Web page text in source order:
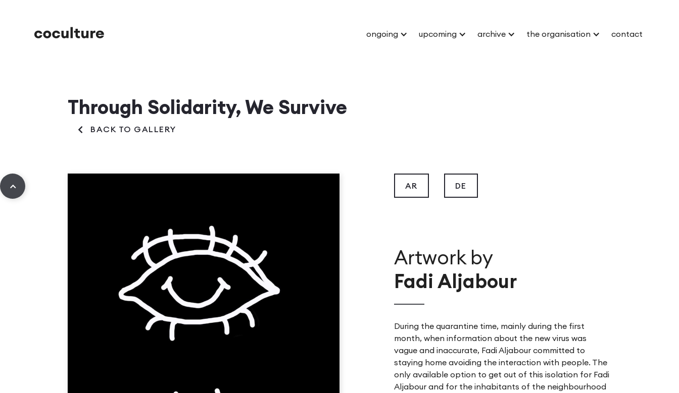
ongoing upcoming archive the organisation contact
Through Solidarity, We Survive
BACK TO GALLERY
AR DE
Artwork by
Fadi Aljabour
During the quarantine time, mainly during the first
month, when information about the new virus was
vague and inaccurate, Fadi Aljabour committed to
staying home avoiding the interaction with people. The
only available option to get out of this isolation for Fadi
Aljabour and for the inhabitants of the neighbourhood